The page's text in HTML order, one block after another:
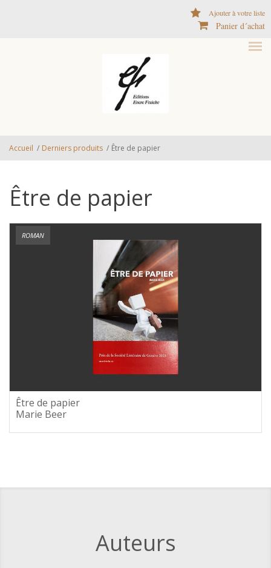
Ajouter à votre liste
Panier d´achat
Accueil / Derniers produits / Être de papier
Être de papier
ROMAN
Être de papier
Marie Beer
Auteurs